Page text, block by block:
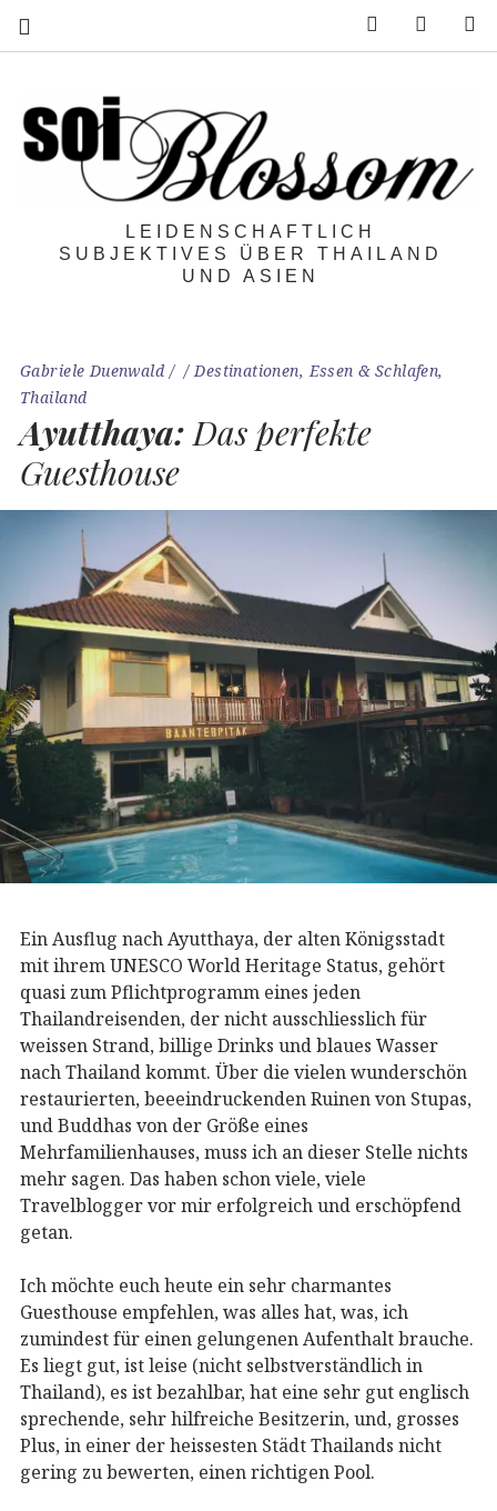
LEIDENSCHAFTLICH
SUBJEKTIVES ÜBER THAILAND
UND ASIEN
Gabriele Duenwald Destinationen,Essen & Schlafen,
Thailand
Ayutthaya: Das perfekte
Guesthouse
Ein Ausflug nach Ayutthaya, der alten Königsstadt
mit ihrem UNESCO World Heritage Status, gehört
quasi zum Pflichtprogramm eines jeden
Thailandreisenden, der nicht ausschliesslich für
weissen Strand, billige Drinks und blaues Wasser
nach Thailand kommt. Über die vielen wunderschön
restaurierten, beeeindruckenden Ruinen von Stupas,
und Buddhas von der Größe eines
Mehrfamilienhauses, muss ich an dieser Stelle nichts
mehr sagen. Das haben schon viele, viele
Travelblogger vor mir erfolgreich und erschöpfend
getan.
Ich möchte euch heute ein sehr charmantes
Guesthouse empfehlen, was alles hat, was, ich
zumindest für einen gelungenen Aufenthalt brauche.
Es liegt gut, ist leise (nicht selbstverständlich in
Thailand), es ist bezahlbar, hat eine sehr gut englisch
sprechende, sehr hilfreiche Besitzerin, und, grosses
Plus, in einer der heissesten Städt Thailands nicht
gering zu bewerten, einen richtigen Pool.
Feed